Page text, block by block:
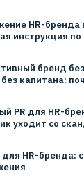
HR-бренда
инструкция
блога
бренд
без капитана:
PR для HR-
уходит со
HR-бренда: